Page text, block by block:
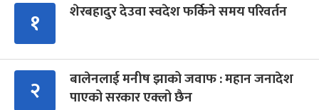
१ शेरबहादुर देउवा स्वदेश फर्किने समय परिवर्तन
२
बालेनलाई मनीष झाको जवाफ : महान जनादेश
पाएको सरकार एक्लो छैन